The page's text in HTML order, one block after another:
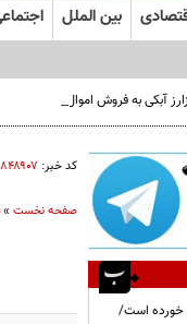
بین الملل
آبکی به فروش اموال محکومان
کد خبر: ۸۴۸۹۰۷
صفحه نخست»
خورده است/